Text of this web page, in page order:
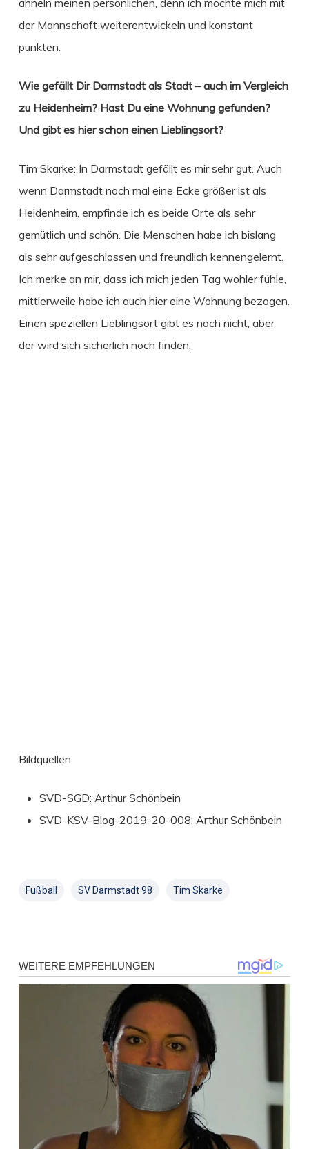
der Mannschaft weiterentwickeln und konstant
punkten.
Wie gefällt Dir Darmstadt als Stadt – auch im Vergleich
zu Heidenheim? Hast Du eine Wohnung gefunden?
Und gibt es hier schon einen Lieblingsort?
Tim Skarke: In Darmstadt gefällt es mir sehr gut. Auch
wenn Darmstadt noch mal eine Ecke größer ist als
Heidenheim, empfinde ich es beide Orte als sehr
gemütlich und schön. Die Menschen habe ich bislang
als sehr aufgeschlossen und freundlich kennengelernt.
Ich merke an mir, dass ich mich jeden Tag wohler fühle,
mittlerweile habe ich auch hier eine Wohnung bezogen.
Einen speziellen Lieblingsort gibt es noch nicht, aber
der wird sich sicherlich noch finden.
Bildquellen
SVD-SGD: Arthur Schönbein
SVD-KSV-Blog-2019-20-008: Arthur Schönbein
Fußball SV Darmstadt 98 Tim Skarke